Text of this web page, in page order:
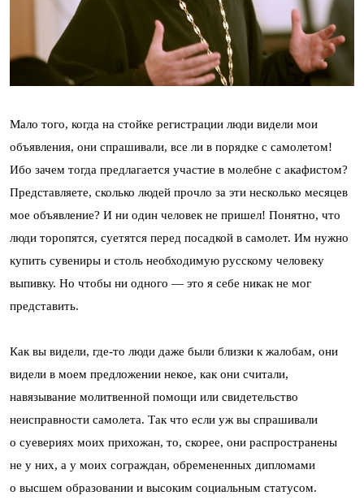
Мало того, когда на стойке регистрации люди видели мои
объявления, они спрашивали, все ли в порядке с самолетом!
Ибо зачем тогда предлагается участие в молебне с акафистом?
Представляете, сколько людей прочло за эти несколько месяцев
мое объявление? И ни один человек не пришел! Понятно, что
люди торопятся, суетятся перед посадкой в самолет. Им нужно
купить сувениры и столь необходимую русскому человеку
выпивку. Но чтобы ни одного — это я себе никак не мог
представить.
Как вы видели, где-то люди даже были близки к жалобам, они
видели в моем предложении некое, как они считали,
навязывание молитвенной помощи или свидетельство
неисправности самолета. Так что если уж вы спрашивали
о суевериях моих прихожан, то, скорее, они распространены
не у них, а у моих сограждан, обремененных дипломами
о высшем образовании и высоким социальным статусом.